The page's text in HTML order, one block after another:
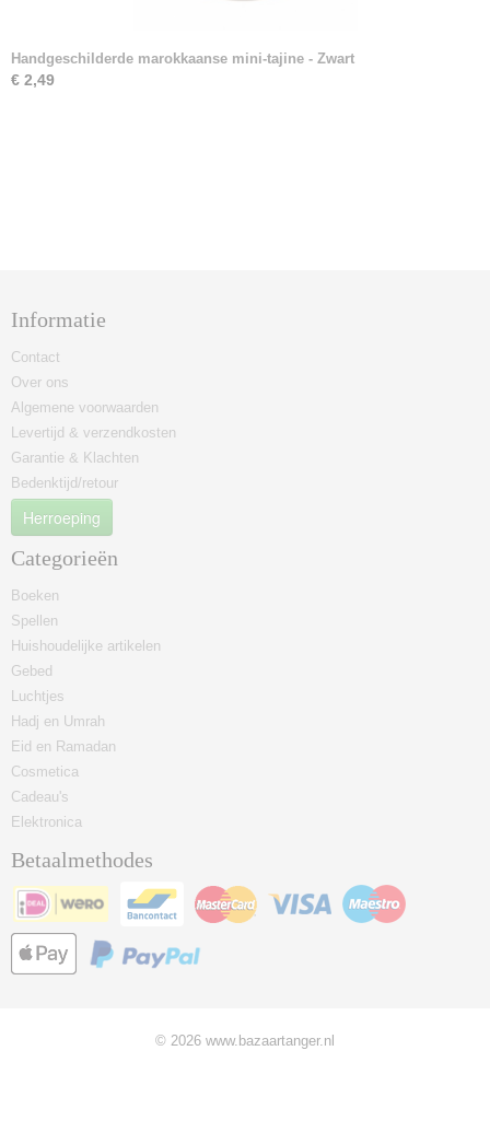
Handgeschilderde marokkaanse mini-tajine - Zwart
€ 2,49
Informatie
Contact
Over ons
Algemene voorwaarden
Levertijd & verzendkosten
Garantie & Klachten
Bedenktijd/retour
Herroeping
Categorieën
Boeken
Spellen
Huishoudelijke artikelen
Gebed
Luchtjes
Hadj en Umrah
Eid en Ramadan
Cosmetica
Cadeau's
Elektronica
Betaalmethodes
© 2026 www.bazaartanger.nl